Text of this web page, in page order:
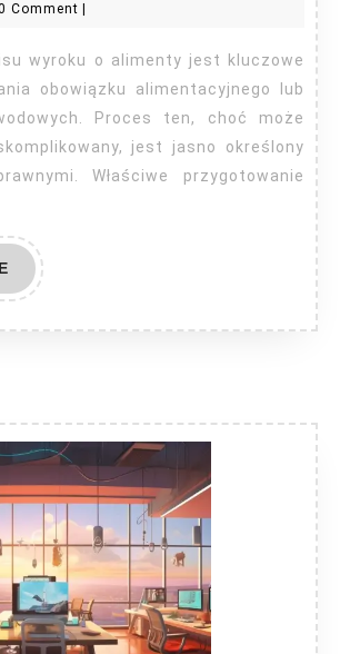
o
odpis
wyroku
o
alimenty?
Comment
obowiązku alimentacyjnego lub
Proces ten, choć może
jest jasno określony
Właściwe przygotowanie
READ
MORE